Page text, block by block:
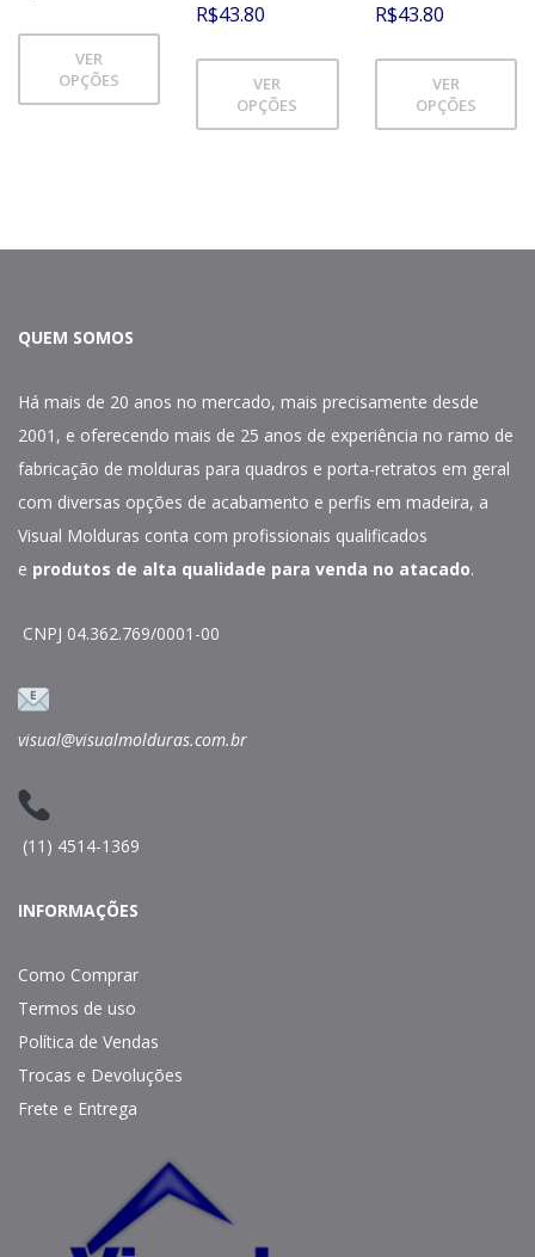
VER
OPÇÕES
de 5
R$43.80
VER
OPÇÕES
de 5
R$43.80
VER
OPÇÕES
QUEM SOMOS
Há mais de 20 anos no mercado, mais precisamente desde
2001, e oferecendo mais de 25 anos de experiência no ramo de
fabricação de molduras para quadros e porta-retratos em geral
com diversas opções de acabamento e perfis em madeira, a
Visual Molduras conta com profissionais qualificados
e produtos de alta qualidade para venda no atacado.
CNPJ 04.362.769/0001-00
visual@visualmolduras.com.br
(11) 4514-1369
INFORMAÇÕES
Como Comprar
Termos de uso
Política de Vendas
Trocas e Devoluções
Frete e Entrega